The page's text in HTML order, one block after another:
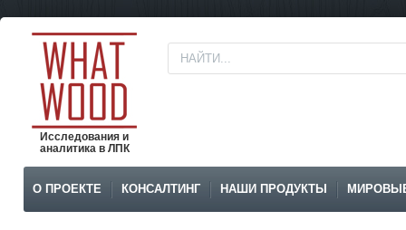
Исследования и
аналитика в ЛПК
О ПРОЕКТЕ КОНСАЛТИНГ НАШИ ПРОДУКТЫ